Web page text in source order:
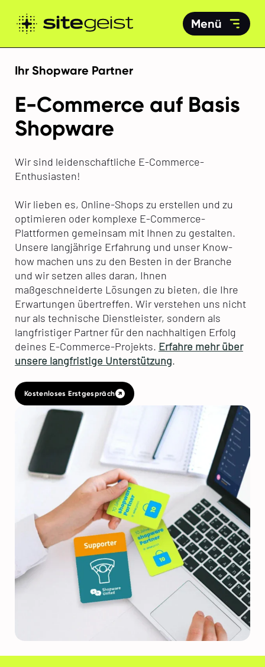
Menü
Ihr Shopware Partner
E-Commerce auf Basis
Shopware
Wir sind leidenschaftliche E-Commerce-
Enthusiasten!
Wir lieben es, Online-Shops zu erstellen und zu
optimieren oder komplexe E-Commerce-
Plattformen gemeinsam mit Ihnen zu gestalten.
Unsere langjährige Erfahrung und unser Know-
how machen uns zu den Besten in der Branche
und wir setzen alles daran, Ihnen
maßgeschneiderte Lösungen zu bieten, die Ihre
Erwartungen übertreffen. Wir verstehen uns nicht
nur als technische Dienstleister, sondern als
langfristiger Partner für den nachhaltigen Erfolg
deines E-Commerce-Projekts. Erfahre mehr über
unsere langfristige Unterstützung.
Kostenloses Erstgespräch